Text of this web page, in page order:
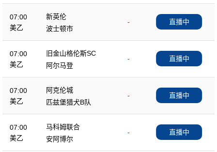
07:00
美乙
新英伦
-
波士顿市
直播中
07:00
美乙
旧金山格伦斯SC
-
阿尔马登
直播中
07:00
美乙
阿克伦城
-
匹兹堡猎犬B队
直播中
07:00
美乙
马科姆联合
-
安阿博尔
直播中